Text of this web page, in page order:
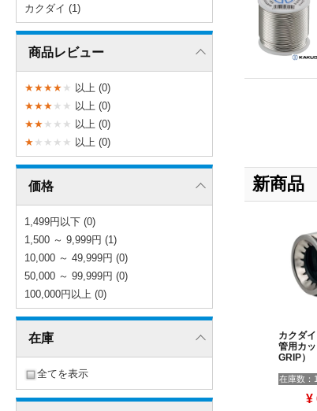
新商品
カクダ
管用カ
GRIP）
在庫数：1
¥
カクダイ (1)
商品レビュー
★★★★ ★ 以上 (0)
★★★ ★ ★ 以上 (0)
★★ ★ ★ ★ 以上 (0)
★ ★ ★ ★ ★ 以上 (0)
価格
1,499円以下 (0)
1,500 ～ 9,999円 (1)
10,000 ～ 49,999円 (0)
50,000 ～ 99,999円 (0)
100,000円以上 (0)
在庫
全てを表示